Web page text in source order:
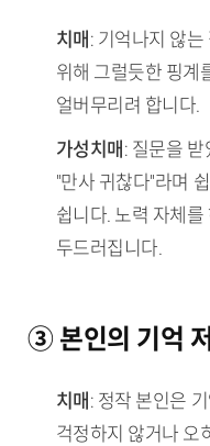
치매 : 기억나지 않는
위해 그럴듯한 핑계
얼버무리려 합니다.
가성치매 : 질문을
"만사 귀찮다"라며
쉽니다. 노력 자체를
두드러집니다.
③ 본인의 기억
치매 : 정작 본인은
걱정하지 않거나 오